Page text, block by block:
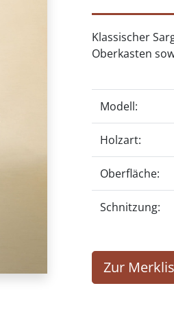
Klassischer
Oberkasten
Modell:
Holzart:
Oberfläche:
Schnitzung:
Zur